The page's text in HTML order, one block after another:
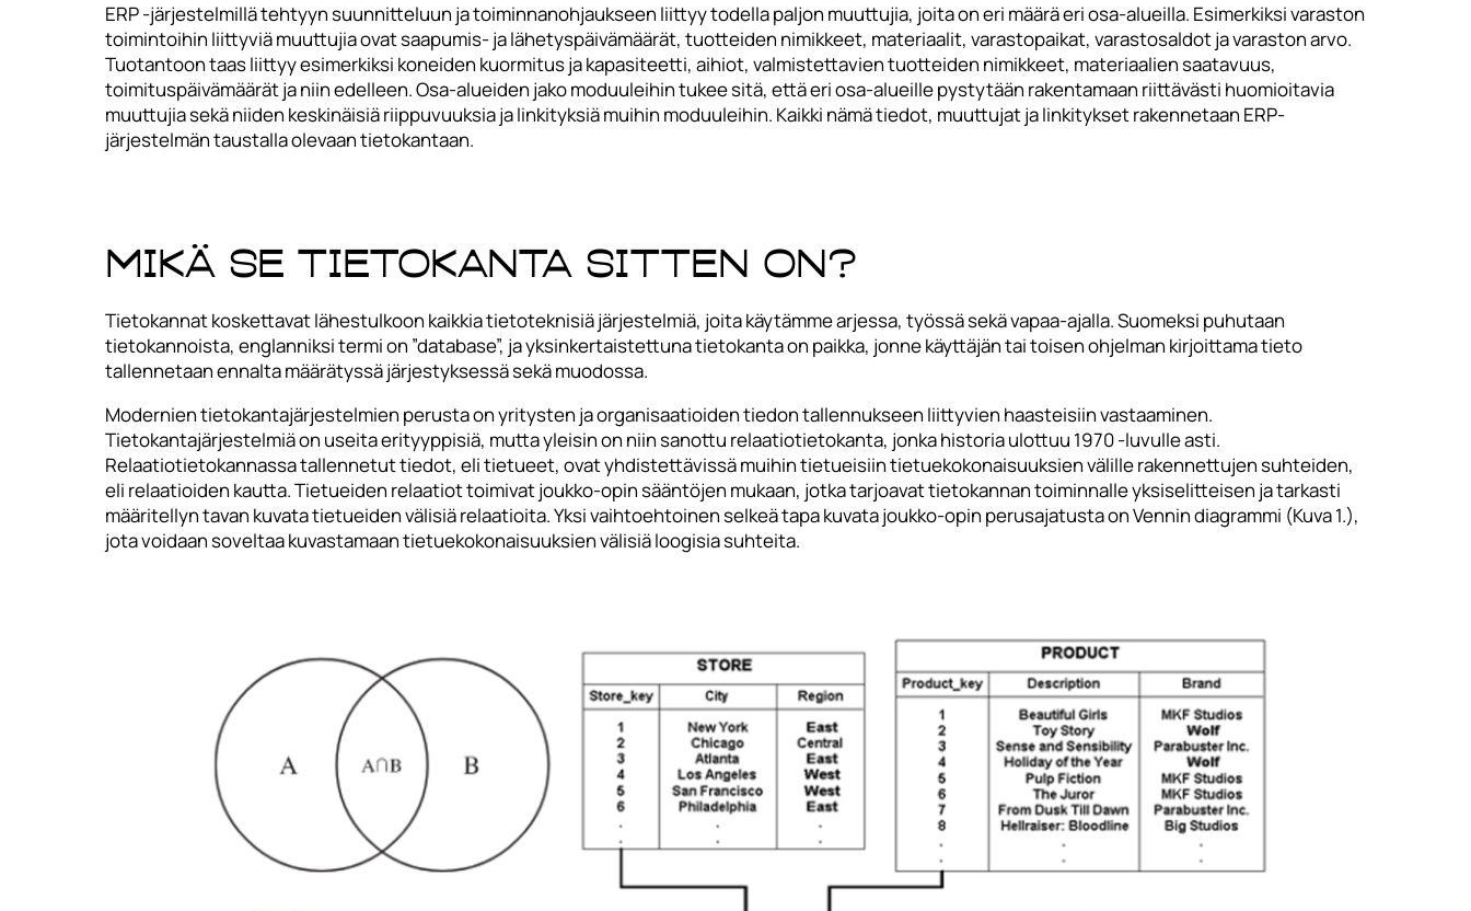
ERP -järjestelmillä tehtyyn suunnitteluun ja toiminnanohjaukseen liittyy todella paljon muuttujia, joita on eri määrä eri osa-alueilla. Esimerkiksi varaston
toimintoihin liittyviä muuttujia ovat saapumis- ja lähetyspäivämäärät, tuotteiden nimikkeet, materiaalit, varastopaikat, varastosaldot ja varaston arvo.
Tuotantoon taas liittyy esimerkiksi koneiden kuormitus ja kapasiteetti, aihiot, valmistettavien tuotteiden nimikkeet, materiaalien saatavuus,
toimituspäivämäärät ja niin edelleen. Osa-alueiden jako moduuleihin tukee sitä, että eri osa-alueille pystytään rakentamaan riittävästi huomioitavia
muuttujia sekä niiden keskinäisiä riippuvuuksia ja linkityksiä muihin moduuleihin. Kaikki nämä tiedot, muuttujat ja linkitykset rakennetaan ERP-
järjestelmän taustalla olevaan tietokantaan.
Mikä se tietokanta sitten on?
Tietokannat koskettavat lähestulkoon kaikkia tietoteknisiä järjestelmiä, joita käytämme arjessa, työssä sekä vapaa-ajalla. Suomeksi puhutaan
tietokannoista, englanniksi termi on ”database”, ja yksinkertaistettuna tietokanta on paikka, jonne käyttäjän tai toisen ohjelman kirjoittama tieto
tallennetaan ennalta määrätyssä järjestyksessä sekä muodossa.
Modernien tietokantajärjestelmien perusta on yritysten ja organisaatioiden tiedon tallennukseen liittyvien haasteisiin vastaaminen.
Tietokantajärjestelmiä on useita erityyppisiä, mutta yleisin on niin sanottu relaatiotietokanta, jonka historia ulottuu 1970 -luvulle asti.
Relaatiotietokannassa tallennetut tiedot, eli tietueet, ovat yhdistettävissä muihin tietueisiin tietuekokonaisuuksien välille rakennettujen suhteiden,
eli relaatioiden kautta. Tietueiden relaatiot toimivat joukko-opin sääntöjen mukaan, jotka tarjoavat tietokannan toiminnalle yksiselitteisen ja tarkasti
määritellyn tavan kuvata tietueiden välisiä relaatioita. Yksi vaihtoehtoinen selkeä tapa kuvata joukko-opin perusajatusta on Vennin diagrammi (Kuva 1.),
jota voidaan soveltaa kuvastamaan tietuekokonaisuuksien välisiä loogisia suhteita.